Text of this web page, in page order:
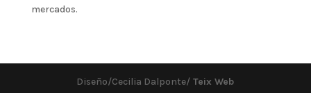
mercados.
Diseño/Cecilia Dalponte/ Teix Web